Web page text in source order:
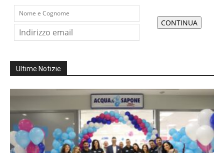
Ultime Notizie